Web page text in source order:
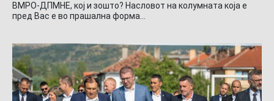
ВМРО-ДПМНЕ, кој и зошто? Насловот на колумната која е
пред Вас е во прашална форма…